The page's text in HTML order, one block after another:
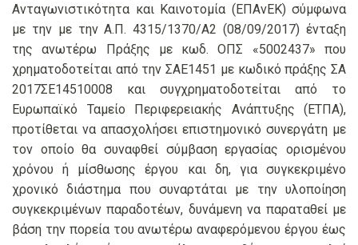
Ανταγωνιστικότητα και Καινοτομία (ΕΠΑνΕΚ) σύμφωνα
με την με την Α.Π. 4315/1370/A2 (08/09/2017) ένταξη
της ανωτέρω Πράξης με κωδ. ΟΠΣ «5002437» που
χρηματοδοτείται από την ΣΑΕ1451 με κωδικό πράξης ΣΑ
2017ΣΕ14510008 και συγχρηματοδοτείται από το
Ευρωπαϊκό Ταμείο Περιφερειακής Ανάπτυξης (ΕΤΠΑ),
προτίθεται να απασχολήσει επιστημονικό συνεργάτη με
τον οποίο θα συναφθεί σύμβαση εργασίας ορισμένου
χρόνου ή μίσθωσης έργου και δη, για συγκεκριμένο
χρονικό διάστημα που συναρτάται με την υλοποίηση
συγκεκριμένων παραδοτέων, δυνάμενη να παραταθεί με
βάση την πορεία του ανωτέρω αναφερόμενου έργου έως